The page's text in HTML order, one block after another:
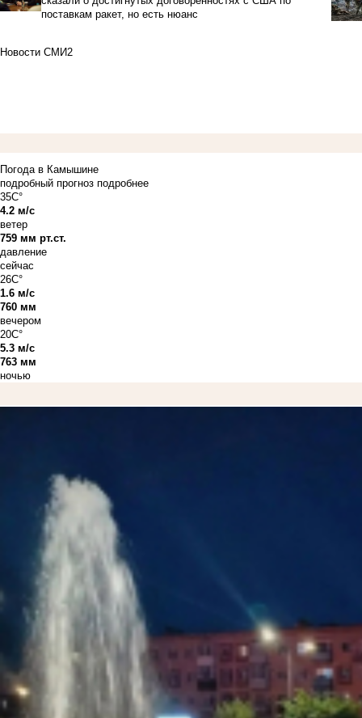
поставкам ракет, но есть нюанс
Новости СМИ2
Погода в Камышине
подробный прогноз подробнее
35C°
4.2 м/с
ветер
759 мм рт.ст.
давление
сейчас
26C°
1.6 м/с
760 мм
вечером
20C°
5.3 м/с
763 мм
ночью